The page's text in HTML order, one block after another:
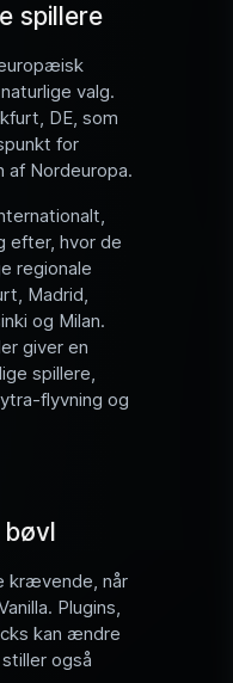
spillere
valg.
DE, som
for
af Nordeuropa.
efter, hvor de
regionale
Madrid,
og Milan.
giver en
spillere,
flyvning og
krævende, når
Plugins,
kan ændre
også